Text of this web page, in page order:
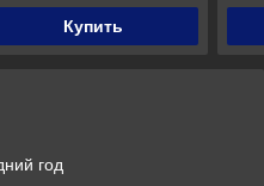
Купить
год